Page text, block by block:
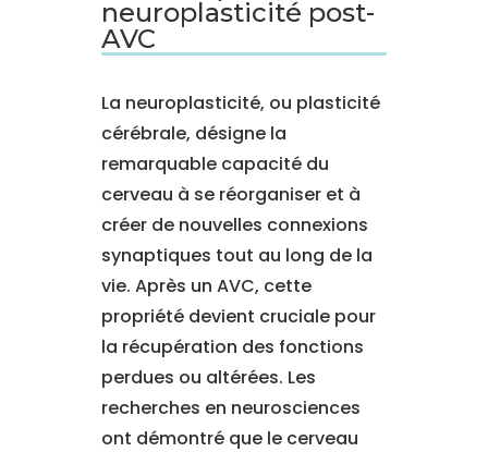
neuroplasticité post-
AVC
La neuroplasticité, ou plasticité
cérébrale, désigne la
remarquable capacité du
cerveau à se réorganiser et à
créer de nouvelles connexions
synaptiques tout au long de la
vie. Après un AVC, cette
propriété devient cruciale pour
la récupération des fonctions
perdues ou altérées. Les
recherches en neurosciences
ont démontré que le cerveau